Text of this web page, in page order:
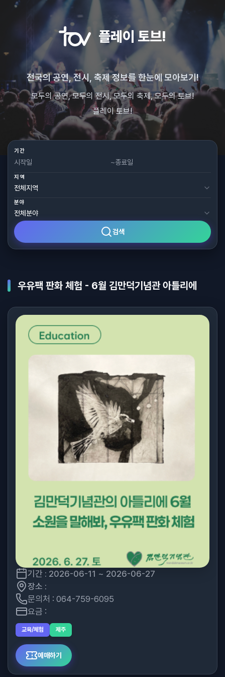
플레이 토브!
전국의 공연, 전시, 축제 정보를 한눈에 모아보기!
모두의 공연, 모두의 전시, 모두의 축제, 모두의 토브!
플레이 토브!
기간
~
지역
분야
검색
우유팩 판화 체험 - 6월 김만덕기념관 아틀리에
기간 : 2026-06-11 ~ 2026-06-27
장소 :
문의처 : 064-759-6095
요금 :
교육/체험 제주
예매하기